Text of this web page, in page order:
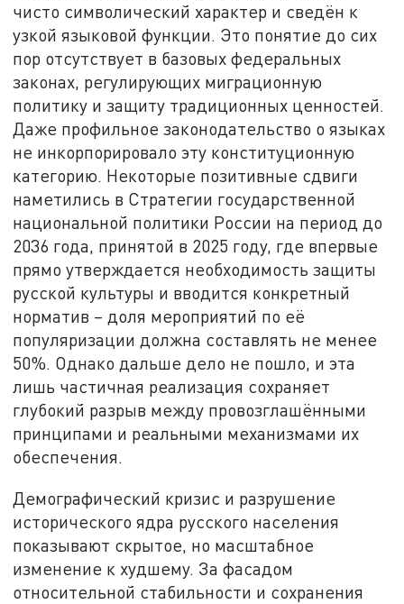
чисто символический характер и сведён к
узкой языковой функции. Это понятие до сих
пор отсутствует в базовых федеральных
законах, регулирующих миграционную
политику и защиту традиционных ценностей.
Даже профильное законодательство о языках
не инкорпорировало эту конституционную
категорию. Некоторые позитивные сдвиги
наметились в Стратегии государственной
национальной политики России на период до
2036 года, принятой в 2025 году, где впервые
прямо утверждается необходимость защиты
русской культуры и вводится конкретный
норматив – доля мероприятий по её
популяризации должна составлять не менее
50%. Однако дальше дело не пошло, и эта
лишь частичная реализация сохраняет
глубокий разрыв между провозглашёнными
принципами и реальными механизмами их
обеспечения.
Демографический кризис и разрушение
исторического ядра русского населения
показывают скрытое, но масштабное
изменение к худшему. За фасадом
относительной стабильности и сохранения